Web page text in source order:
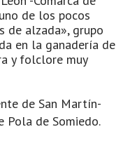
de los pocos
de alzada», grupo
en la ganadería de
y folclore muy
de San Martín-
Pola de Somiedo.